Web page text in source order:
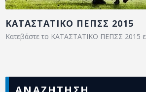
ΚΑΤΑΣΤΑΤΙΚΟ ΠΕΠΣΣ 2015
Κατεβάστε το ΚΑΤΑΣΤΑΤΙΚΟ ΠΕΠΣΣ 2015